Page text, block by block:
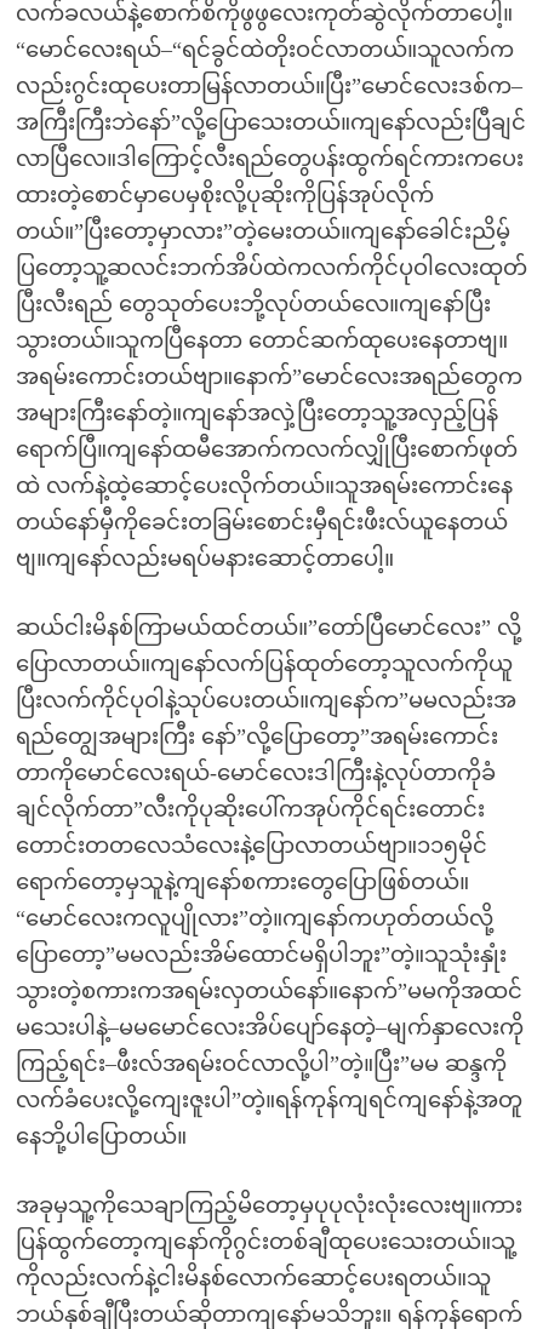
လက်ခလယ်နဲ့စောက်စိကိုဖွဖွလေးကုတ်ဆွဲလိုက်တာပေါ့။
“မောင်လေးရယ်–“ရင်ခွင်ထဲတိုးဝင်လာတယ်။သူလက်က
လည်းဂွင်းထုပေးတာမြန်လာတယ်။ပြီး”မောင်လေးဒစ်က–
အကြီးကြီးဘဲနော်”လို့ပြောသေးတယ်။ကျနော်လည်းပြီချင်
လာပြီလေ။ဒါကြောင့်လီးရည်တွေပန်းထွက်ရင်ကားကပေး
ထားတဲ့စောင်မှာပေမှစိုးလို့ပုဆိုးကိုပြန်အုပ်လိုက်
တယ်။”ပြီးတော့မှာလား”တဲ့မေးတယ်။ကျနော်ခေါင်းညိမ့်
ပြတော့သူ့ဆလင်းဘက်အိပ်ထဲကလက်ကိုင်ပုဝါလေးထုတ်
ပြီးလီးရည် တွေသုတ်ပေးဘို့လုပ်တယ်လေ။ကျနော်ပြီး
သွားတယ်။သူကပြီနေတာ တောင်ဆက်ထုပေးနေတာဗျ။
အရမ်းကောင်းတယ်ဗျာ။နောက်”မောင်လေးအရည်တွေက
အများကြီးနော်တဲ့။ကျနော်အလှဲ့ပြီးတော့သူ့အလှည့်ပြန်
ရောက်ပြီ။ကျနော်ထမီအောက်ကလက်လျှိုပြီးစောက်ဖုတ်
ထဲ လက်နဲ့ထဲ့ဆောင့်ပေးလိုက်တယ်။သူအရမ်းကောင်းနေ
တယ်နော်မှီကိုခေင်းတခြမ်းစောင်းမှီရင်းဖီးလ်ယူနေတယ်
ဗျ။ကျနော်လည်းမရပ်မနားဆောင့်တာပေါ့။
ဆယ်ငါးမိနစ်ကြာမယ်ထင်တယ်။”တော်ပြီမောင်လေး” လို့
ပြောလာတယ်။ကျနော်လက်ပြန်ထုတ်တော့သူလက်ကိုယူ
ပြီးလက်ကိုင်ပုဝါနဲ့သုပ်ပေးတယ်။ကျနော်က”မမလည်းအ
ရည်တျွေအများကြီး နော်”လို့ပြောတော့”အရမ်းကောင်း
တာကိုမောင်လေးရယ်-မောင်လေးဒါကြီးနဲ့လုပ်တာကိုခံ
ချင်လိုက်တာ”လီးကိုပုဆိုးပေါ်ကအုပ်ကိုင်ရင်းတောင်း
တောင်းတတလေသံလေးနဲ့ပြောလာတယ်ဗျာ။၁၁၅မိုင်
ရောက်တော့မှသူနဲ့ကျနော်စကားတွေပြောဖြစ်တယ်။
“မောင်လေးကလူပျိုလား”တဲ့။ကျနော်ကဟုတ်တယ်လို့
ပြောတော့”မမလည်းအိမ်ထောင်မရှိပါဘူး”တဲ့။သူသုံးနှုံး
သွားတဲ့စကားကအရမ်းလှတယ်နော်။နောက်”မမကိုအထင်
မသေးပါနဲ့–မမမောင်လေးအိပ်ပျော်နေတဲ့–မျက်နှာလေးကို
ကြည့်ရင်း–ဖီးလ်အရမ်းဝင်လာလို့ပါ”တဲ့။ပြီး”မမ ဆန္ဒကို
လက်ခံပေးလို့ကျေးဇူးပါ”တဲ့။ရန်ကုန်ကျရင်ကျနော်နဲ့အတူ
နေဘို့ပါပြောတယ်။
အခုမှသူ့ကိုသေချာကြည့်မိတော့မှပုပုလုံးလုံးလေးဗျ။ကား
ပြန်ထွက်တော့ကျနော်ကိုဂွင်းတစ်ချီထုပေးသေးတယ်။သူ့
ကိုလည်းလက်နဲ့ငါးမိနစ်လောက်ဆောင့်ပေးရတယ်။သူ
ဘယ်နှစ်ချီပြီးတယ်ဆိုတာကျနော်မသိဘူး။ ရန်ကုန်ရောက်